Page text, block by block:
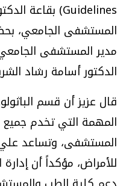
Guidelines) بقاعة
المستشفى الجامعي،
مدير المستشفى
الدكتور أسامة رشاد
قال عزيز أن قسم
المهمة التي تخدم جميع
المستشفى، وتساعد
للأمراض، مؤكداً أن